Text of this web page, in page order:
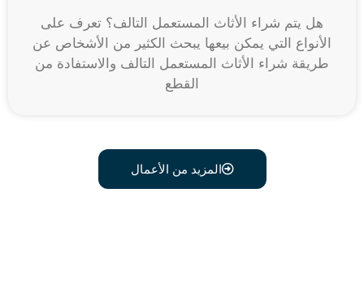
هل يتم شراء الأثاث المستعمل التالف؟ تعرف على
الأنواع التي يمكن بيعها يبحث الكثير من الأشخاص عن
طريقة شراء الأثاث المستعمل التالف والاستفادة من
القطع
المزيد من الأعمال